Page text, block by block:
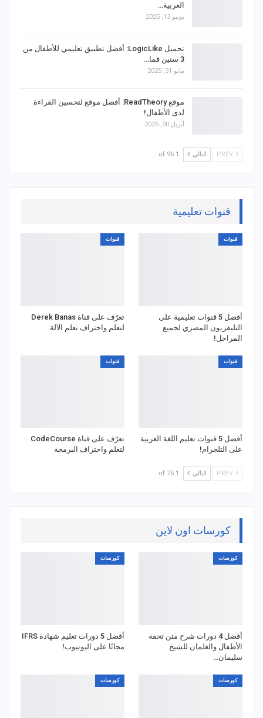
العربية…
يونيو 13, 2025
تحميل LogicLike: أفضل تطبيق تعليمي للأطفال من
3 سنين فما…
مايو 31, 2025
موقع ReadTheory: أفضل موقع لتحسين القراءة
لدى الأطفال!
أبريل 30, 2025
التالي 1 of 96
قنوات تعليمية
قنوات
أفضل 5 قنوات تعليمية على
التليفزيون المصري لجميع
المراحل!
قنوات
تعرّف على قناة Derek Banas
لتعلم واحتراف تعلم الآلة
قنوات
أفضل 5 قنوات تعليم اللغة العربية
على التلجرام!
قنوات
تعرّف على قناة CodeCourse
لتعلم واحتراف البرمجة
التالي 1 of 75
كورسات اون لاين
كورسات
أفضل 4 دورات شرح متن تحفة
الأطفال والغلمان للشيخ
سليمان…
كورسات
أفضل 5 دورات تعليم شهادة IFRS
مجانًا على اليوتيوب!
كورسات كورسات